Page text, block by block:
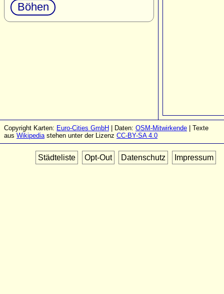
Böhen
Copyright Karten: Euro-Cities GmbH | Daten: OSM-Mitwirkende | Texte
aus Wikipediastehen unter der Lizenz CC-BY-SA 4.0
Städteliste Opt-Out Datenschutz Impressum